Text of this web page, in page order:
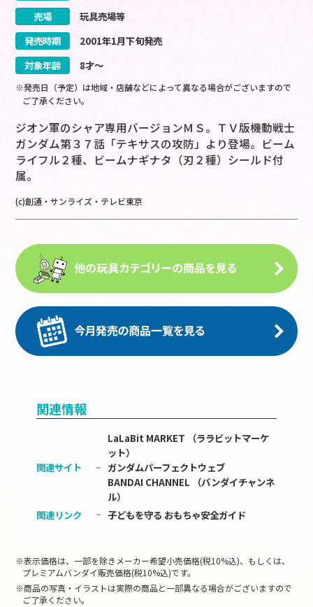
売場
玩具売場等
発売時期
2001年1月下旬発売
対象年齢
8才～
※発売日（予定）は地域・店舗などによって異なる場合がございますので
ご了承ください。
ジオン軍のシャア専用バージョンＭＳ。ＴＶ版機動戦士
ガンダム第３７話「テキサスの攻防」より登場。ビーム
ライフル２種、ビームナギナタ（刃２種）シールド付
属。
(c)創通・サンライズ・テレビ東京
関連情報
関連サイト
LaLaBit MARKET （ララビットマーケ
ット）
ガンダムパーフェクトウェブ
BANDAI CHANNEL （バンダイチャンネ
ル）
関連リンク
子どもを守る おもちゃ安全ガイド
※表示価格は、一部を除きメーカー希望小売価格(税10%込)、もしくは、
プレミアムバンダイ販売価格(税10%込)です。
※商品の写真・イラストは実際の商品と一部異なる場合がございますので
ご了承ください。